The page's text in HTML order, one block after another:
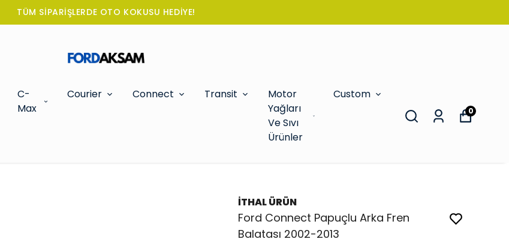
TÜM SİPARİŞLERDE OTO KOKUSU HEDİYE!
C-
Max
Courier Connect Transit
Motor
Yağları
Ve Sıvı
Ürünler
Custom
0
İTHAL ÜRÜN
Ford Connect Papuçlu Arka Fren
Balatası 2002-2013